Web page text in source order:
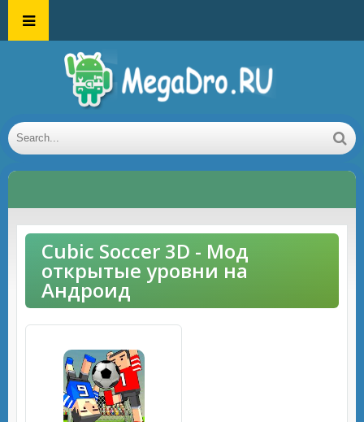
Cubic Soccer 3D - Мод
открытые уровни на
Андроид